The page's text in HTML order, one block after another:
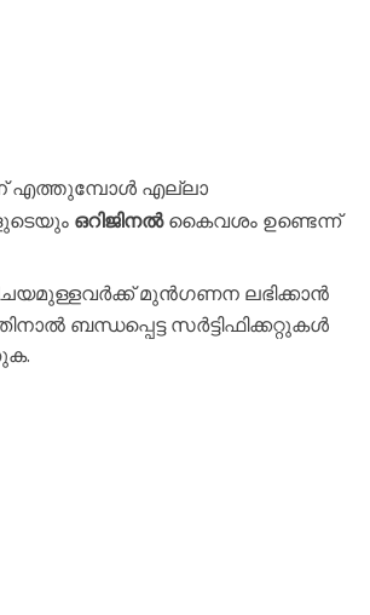
എത്തുമ്പോൾ എല്ലാ
ഒറിജിനൽകൈവശം ഉണ്ടെന്ന്
മുൻഗണന ലഭിക്കാൻ
ബന്ധപ്പെട്ട സർട്ടിഫിക്കറ്റുകൾ